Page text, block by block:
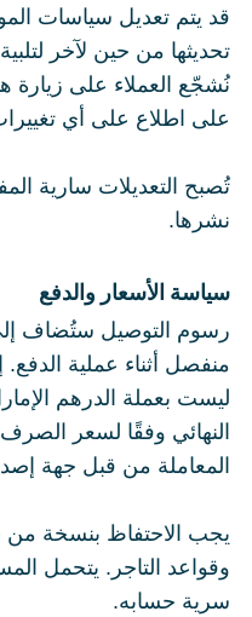
قد يتم تعديل سياسات
تحديثها من حين لآخر
نُشجّع العملاء على زيارة
على اطلاع على أي
تُصبح التعديلات سارية
نشرها.
سياسة الأسعار والدفع
رسوم التوصيل ستُضاف
منفصل أثناء عملية
ليست بعملة الدرهم
النهائي وفقًا لسعر
المعاملة من قبل جهة
يجب الاحتفاظ بنسخة
وقواعد التاجر. يتحمل
سرية حسابه.